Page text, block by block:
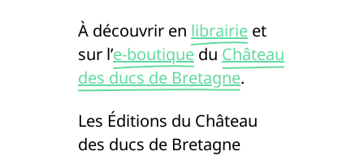
À découvrir en librairie et
sur l’e-boutique du Château
des ducs de Bretagne.
Les Éditions du Château
des ducs de Bretagne